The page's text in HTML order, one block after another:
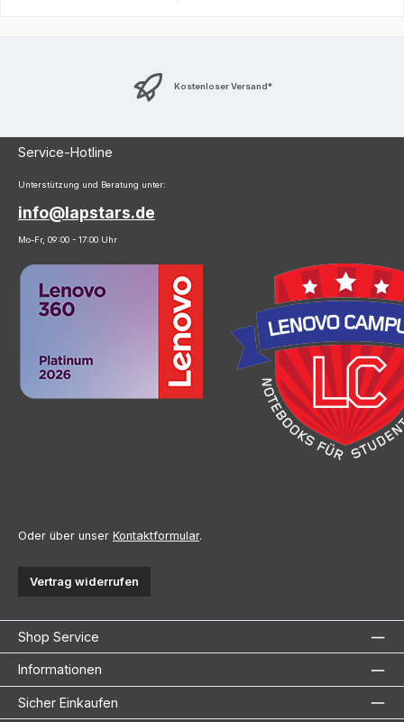
Kostenloser Versand*
Service-Hotline
Unterstützung und Beratung unter:
info@lapstars.de
Mo-Fr, 09:00 - 17:00 Uhr
Oder über unser Kontaktformular.
Vertrag widerrufen
Shop Service
Informationen
Sicher Einkaufen